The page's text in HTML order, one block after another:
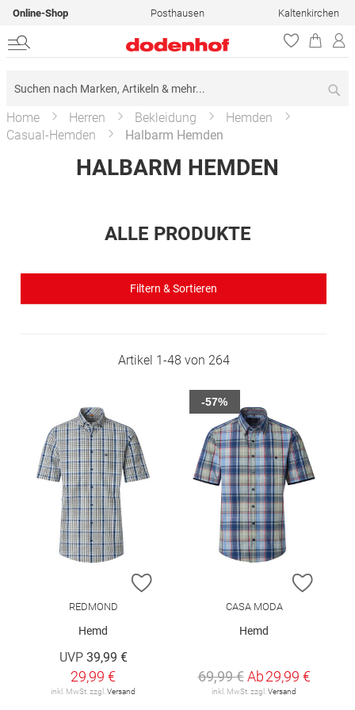
Online-Shop Posthausen Kaltenkirchen
Home Herren Bekleidung
Hemden
Casual-Hemden
Halbarm Hemden
HALBARM HEMDEN
ALLE PRODUKTE
Filtern & Sortieren
Artikel 1-48 von 264
ZUR WUNSCHLISTE HINZUFÜGEN
REDMOND
Hemd
UVP 39,99 €
29,99 €
inkl. MwSt. zzgl. Versand
ZUR
CASA MODA
Hemd
69,99 € Ab29,99 €
inkl. MwSt. zzgl. Versand
-57%